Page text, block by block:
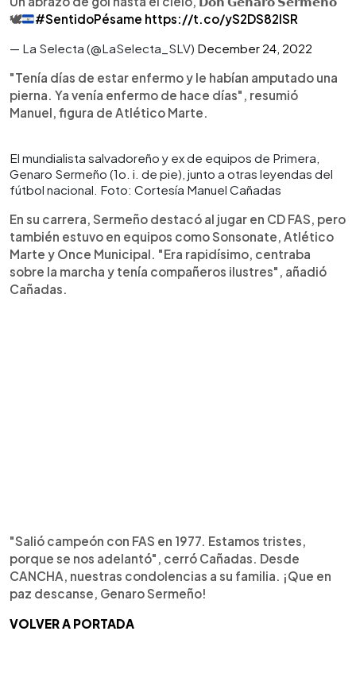
🕊️
#SentidoPésame https://t.co/yS2DS82ISR
— La Selecta (@LaSelecta_SLV) December 24, 2022
"Tenía días de estar enfermo y le habían amputado una
pierna. Ya venía enfermo de hace días", resumió
Manuel, figura de Atlético Marte.
El mundialista salvadoreño y ex de equipos de Primera,
Genaro Sermeño (1o. i. de pie), junto a otras leyendas del
fútbol nacional. Foto: Cortesía Manuel Cañadas
En su carrera, Sermeño destacó al jugar en CD FAS, pero
también estuvo en equipos como Sonsonate, Atlético
Marte y Once Municipal. "Era rapidísimo, centraba
sobre la marcha y tenía compañeros ilustres", añadió
Cañadas.
"Salió campeón con FAS en 1977. Estamos tristes,
porque se nos adelantó", cerró Cañadas. Desde
CANCHA, nuestras condolencias a su familia. ¡Que en
paz descanse, Genaro Sermeño!
VOLVER A PORTADA